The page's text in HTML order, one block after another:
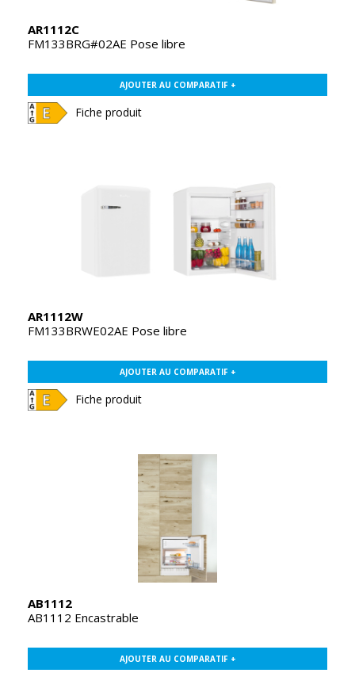
AR1112C
FM133BRG#02AE Pose libre
AJOUTER AU COMPARATIF +
Fiche produit
AR1112W
FM133BRWE02AE Pose libre
AJOUTER AU COMPARATIF +
Fiche produit
AB1112
AB1112 Encastrable
AJOUTER AU COMPARATIF +